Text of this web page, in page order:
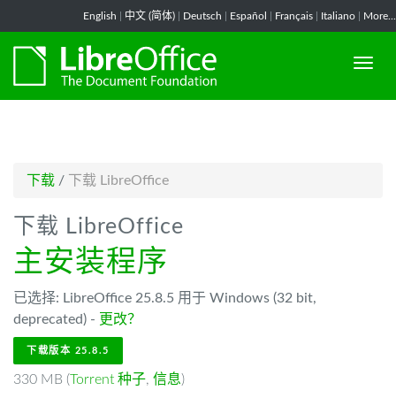
English 中文 (简体) Deutsch Español Français Italiano More...
下载 / 下载 LibreOffice
下载 LibreOffice
主安装程序
已选择: LibreOffice 25.8.5 用于 Windows (32 bit,
deprecated) - 更改？
下载版本 25.8.5
330 MB (Torrent 种子, 信息)